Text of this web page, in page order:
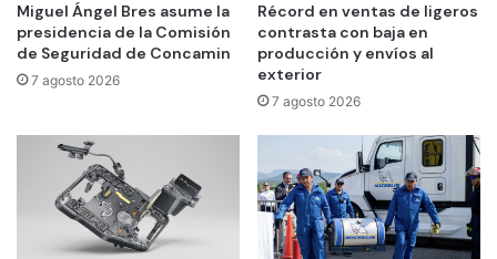
Miguel Ángel Bres asume la
presidencia de la Comisión
de Seguridad de Concamin
7 agosto 2026
Récord en ventas de ligeros
contrasta con baja en
producción y envíos al
exterior
7 agosto 2026